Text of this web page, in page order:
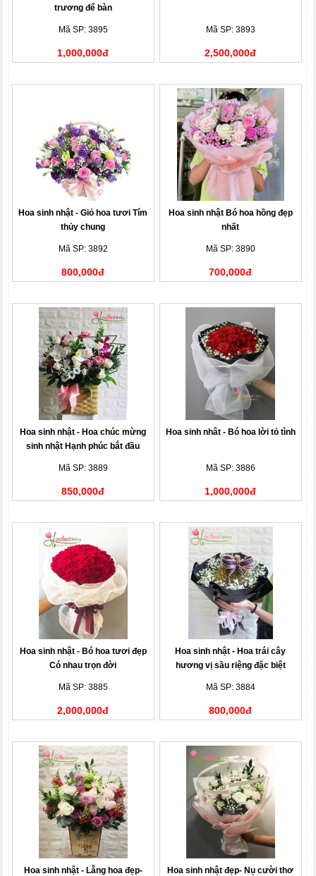
trương để bàn
Mã SP: 3895
1,000,000đ
Mã SP: 3893
2,500,000đ
Hoa sinh nhật - Giỏ hoa tươi Tím
thủy chung
Mã SP: 3892
800,000đ
Hoa sinh nhật Bó hoa hồng đẹp
nhất
Mã SP: 3890
700,000đ
Hoa sinh nhật - Hoa chúc mừng
sinh nhật Hạnh phúc bắt đầu
Mã SP: 3889
850,000đ
Hoa sinh nhât - Bó hoa lời tỏ tình
Mã SP: 3886
1,000,000đ
Hoa sinh nhật - Bó hoa tươi đẹp
Có nhau trọn đời
Mã SP: 3885
2,000,000đ
Hoa sinh nhật - Hoa trái cây
hương vị sầu riệng đặc biệt
Mã SP: 3884
800,000đ
Hoa sinh nhật - Lẵng hoa đẹp-
Hoa sinh nhật đẹp- Nụ cười thơ